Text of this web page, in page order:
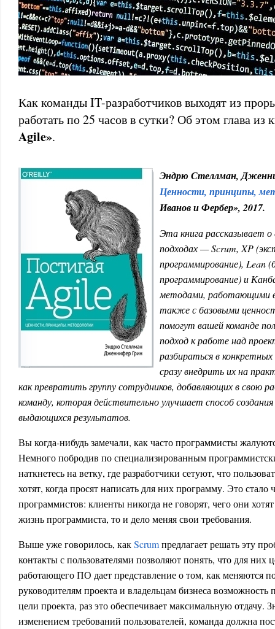
Как команды IT-разработчиков выходят из
работать по 25 часов в сутки? Об этом глава из
Agile».
Эндрю Стеллман,
Ценности, принципы,
Иванов и Фербер», 2017.
Эта книга рассказывает
подходах — Scrum, XP
программирование), Lean
программирование) и
методами, работающими
также с базовыми
помогут вашей команде
подход к работе над
разбираться в
сразу внедрить их на
как превратить группу сотрудников, добавляющих в свою
команду, которая действительно улучшает способ
выдающихся результатов.
Вы когда-нибудь замечали, как часто программисты
Немного побродив по специализированным
наткнетесь на ветку, где разработчики сетуют, что
хотят, когда просят написать для них программу. Это стало
программистов: клиенты никогда не говорят, чего они
жизнь программиста, то и дело меняя свои требования.
Выше уже говорилось, какScrumпредлагает решать эту
контакты с пользователями позволяют понять, что для них
работающего ПО дает представление о том, как меняются
руководителям проекта и владельцам бизнеса возможность
цели проекта, раз это обеспечивает максимальную отдачу.
изменением требований пользователей, команда должна